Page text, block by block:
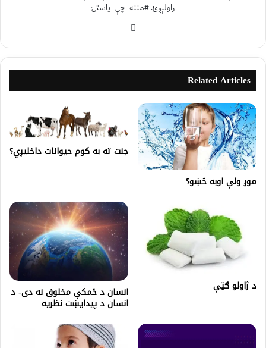
راولېږئ. #مننه_چې_یاستئ
Related Articles
موږ ولې اوبه څښو؟
جنت ته به کوم حيوانات داخليږي؟
د ژاولو ګټې انسان د ځمکې مخلوق نه دی- د
انسان د پيدايښت نظریه